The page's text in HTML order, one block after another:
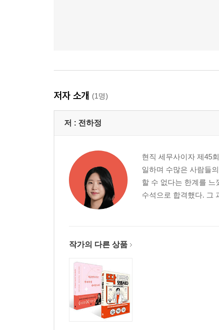
저자 소개 (1명)
저 : 전하정
현직 세무사이자 제45
일하며 수많은 사람들
할 수 없다는 한계를
수석으로 합격했다. 그
작가의 다른 상품